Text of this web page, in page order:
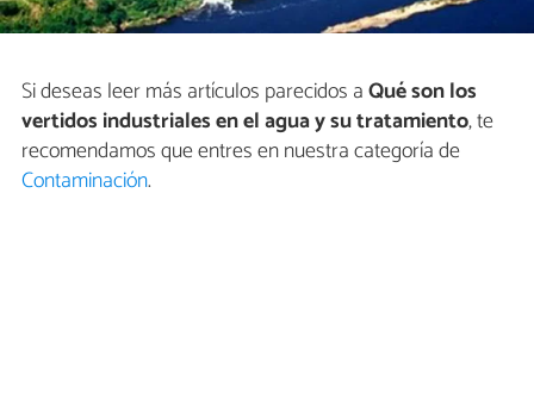
Si deseas leer más artículos parecidos aQué son los
vertidos industriales en el agua y su tratamiento, te
recomendamos que entres en nuestra categoría de
Contaminación.